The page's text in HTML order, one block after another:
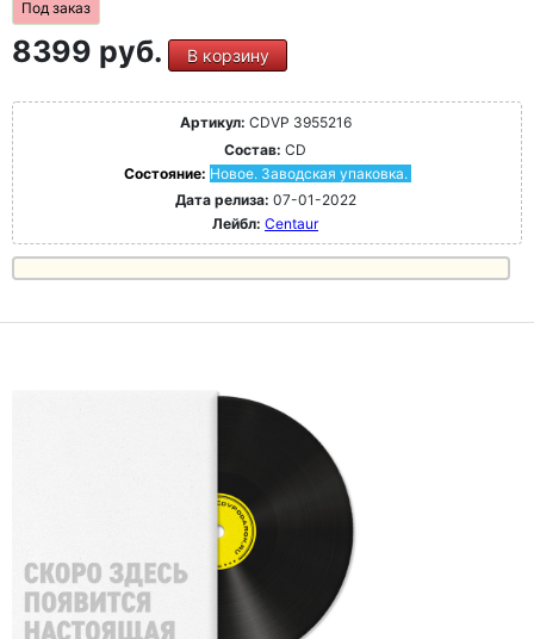
Под заказ
8399 руб. В корзину
Артикул: CDVP 3955216
Состав: CD
Состояние: Новое. Заводская упаковка.
Дата релиза: 07-01-2022
Лейбл: Centaur